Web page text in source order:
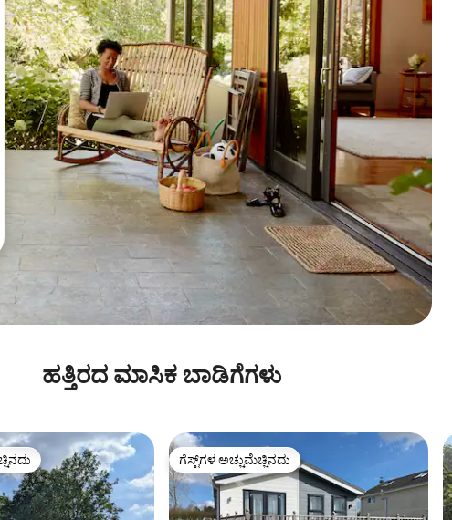
ಮಾಡಿ ಅಥವಾ ಸ್ಪರ್ಶ ಅಥವಾ ಸ್ವೈಪ್ ಗೆಸ್ಚರ್‌ಗಳ ಮೂಲಕ ಅನ್ವೇಷಿಸಿ.
ಹತ್ತಿರದ ಮಾಸಿಕ ಬಾಡಿಗೆಗಳು
ಗೆಸ್ಟ್‌ಗಳ ಅಚ್ಚುಮೆಚ್ಚಿನದು
ಗೆಸ್ಟ್‌ಗಳ ಅಚ್ಚುಮೆಚ್ಚಿನದು